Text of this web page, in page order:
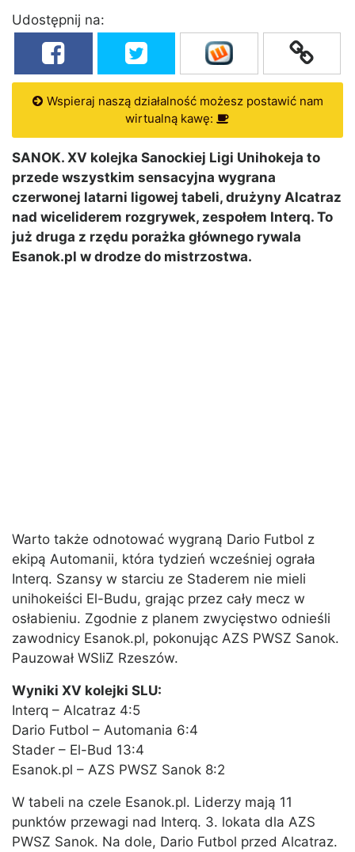
Udostępnij na:
Wspieraj naszą działalność możesz postawić nam
wirtualną kawę:
SANOK. XV kolejka Sanockiej Ligi Unihokeja to
przede wszystkim sensacyjna wygrana
czerwonej latarni ligowej tabeli, drużyny Alcatraz
nad wiceliderem rozgrywek, zespołem Interq. To
już druga z rzędu porażka głównego rywala
Esanok.pl w drodze do mistrzostwa.
Warto także odnotować wygraną Dario Futbol z
ekipą Automanii, która tydzień wcześniej ograła
Interq. Szansy w starciu ze Staderem nie mieli
unihokeiści El-Budu, grając przez cały mecz w
osłabieniu. Zgodnie z planem zwycięstwo odnieśli
zawodnicy Esanok.pl, pokonując AZS PWSZ Sanok.
Pauzował WSIiZ Rzeszów.
Wyniki XV kolejki SLU:
Interq – Alcatraz 4:5
Dario Futbol – Automania 6:4
Stader – El-Bud 13:4
Esanok.pl – AZS PWSZ Sanok 8:2
W tabeli na czele Esanok.pl. Liderzy mają 11
punktów przewagi nad Interq. 3. lokata dla AZS
PWSZ Sanok. Na dole, Dario Futbol przed Alcatraz.